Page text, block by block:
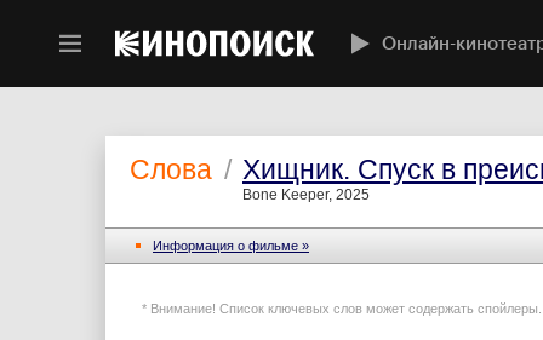
Онлайн-
Слова / Хищник. Спуск в
Bone Keeper, 2025
Информация o фильме »
* Внимание! Список ключевых слов может содержать